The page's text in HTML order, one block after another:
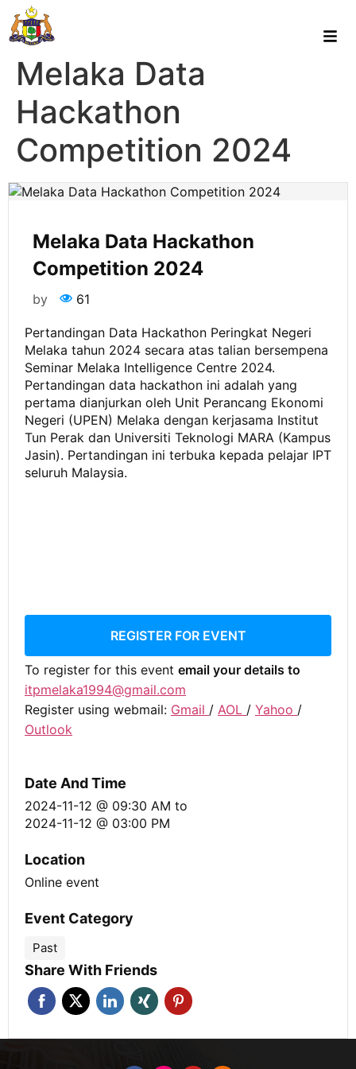
Melaka Data
Hackathon
Competition 2024
Melaka Data Hackathon
Competition 2024
by 61
Pertandingan Data Hackathon Peringkat Negeri
Melaka tahun 2024 secara atas talian bersempena
Seminar Melaka Intelligence Centre 2024.
Pertandingan data hackathon ini adalah yang
pertama dianjurkan oleh Unit Perancang Ekonomi
Negeri (UPEN) Melaka dengan kerjasama Institut
Tun Perak dan Universiti Teknologi MARA (Kampus
Jasin). Pertandingan ini terbuka kepada pelajar IPT
seluruh Malaysia.
REGISTER FOR EVENT
To register for this event email your details to
itpmelaka1994@gmail.com
Register using webmail: Gmail / AOL / Yahoo /
Outlook
Date And Time
2024-11-12 @ 09:30 AM to
2024-11-12 @ 03:00 PM
Location
Online event
Event Category
Past
Share With Friends